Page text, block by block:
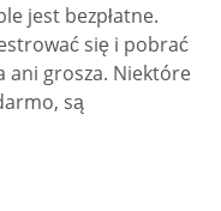
jest bezpłatne.
się i pobrać
ani grosza. Niektóre
są